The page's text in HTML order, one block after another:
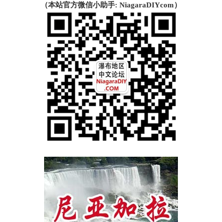
（本站官方微信小助手: NiagaraDIYcom）